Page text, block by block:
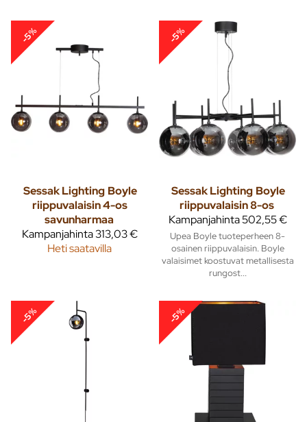
-5%
Sessak Lighting Boyle
riippuvalaisin 4-os
savunharmaa
Kampanjahinta313,03 €
Heti saatavilla
-5%
Sessak Lighting Boyle
riippuvalaisin 8-os
Kampanjahinta502,55 €
Upea Boyle tuoteperheen 8-
osainen riippuvalaisin. Boyle
valaisimet koostuvat metallisesta
rungost...
-5% -5%